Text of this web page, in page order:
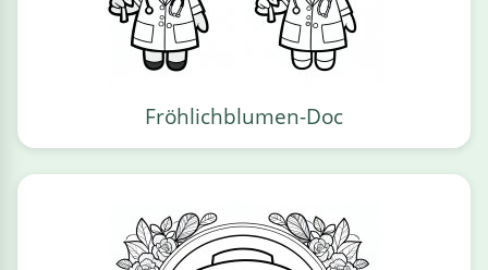
Fröhlichblumen-Doc